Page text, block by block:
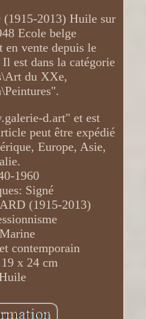
2013) Huile sur
Ecole belge
en vente depuis le
est dans la catégorie
du XXe,
d.art" et est
peut être expédié
Europe, Asie,
1960
Signé
(1915-2013)
contemporain
x 24 cm